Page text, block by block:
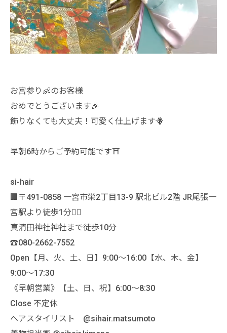
お宮参り👶のお客様
おめでとうございます🎉
飾りなくても大丈夫！可愛く仕上げます🪻
早朝6時からご予約可能です⛩️
si-hair
🏢〒491-0858 一宮市栄2丁目13-9 駅北ビル2階 JR尾張一
宮駅より徒歩1分🚶‍♀️
真清田神社神社まで徒歩10分
☎️080-2662-7552
Open【月、火、土、日】9:00〜16:00【水、木、金】
9:00〜17:30
《早朝営業》【土、日、祝】6:00〜8:30
Close 不定休
ヘアスタイリスト @sihair.matsumoto